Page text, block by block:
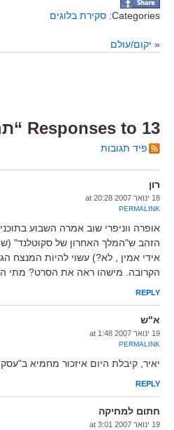
Categories: סקירת בלוגים
« יקום/עולם
13 Responses to “תראו משהו”
פיד תגובות
רון
18 ינואר 2007 at 20:28
PERMALINK
אופרה ווניפרי שוב אמרה השבוע
הזהב ש"המלך האחרון של סקוטלנד"
אידי אמין , לא?) עשוי להיות המנצח
הקרובה. מישהו ראה את הסרט? מתי
REPLY
א"ש
19 ינואר 2007 at 1:48
PERMALINK
יאיר, קיבלת היום איזכור מחמיא
REPLY
חתום למחיקה
19 ינואר 2007 at 3:01